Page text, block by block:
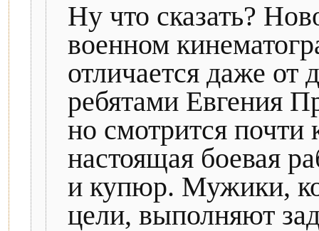
Ну что сказать?
военном
отличается даже от
ребятами Евгения
но смотрится почти
настоящая боевая
и купюр. Мужики,
цели, выполняют